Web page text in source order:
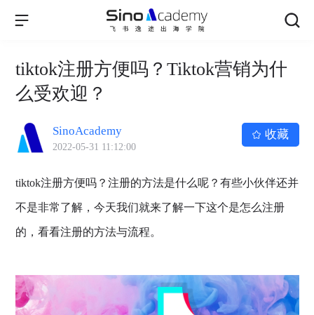
tiktok注册方便吗？Tiktok营销为什
么受欢迎？
SinoAcademy
2022-05-31 11:12:00
收藏
tiktok注册方便吗？注册的方法是什么呢？有些小伙伴还并
不是非常了解，今天我们就来了解一下这个是怎么注册
的，看看注册的方法与流程。